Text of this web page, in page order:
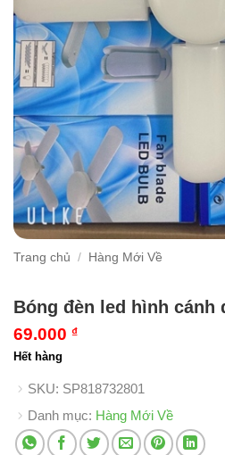
Trang chủ / Hàng Mới Về
Bóng đèn led hình cánh
69.000 ₫
Hết hàng
SKU: SP818732801
Danh mục: Hàng Mới Về